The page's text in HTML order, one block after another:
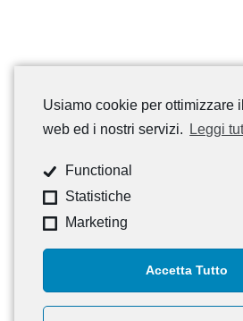
Usiamo cookie per ottimizzare
web ed i nostri servizi.
Leggi
Functional
Statistiche
Marketing
Accetta Tutto